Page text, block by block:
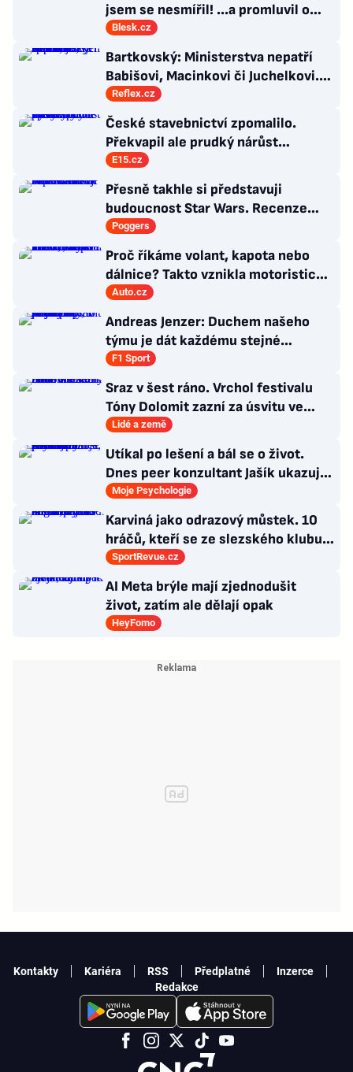
jsem se nesmířil! ...a promluvil o
návratu
Blesk.cz
Bartkovský: Ministerstva nepatří
Babišovi, Macinkovi či Juchelkovi.
Přestaňte útočit, jste jen správci
Reflex.cz
České stavebnictví zpomalilo.
Překvapil ale prudký nárůst
výstavby nových bytů
E15.cz
Přesně takhle si představuji
budoucnost Star Wars. Recenze
Star Wars: The Ninth Jedi
Poggers
Proč říkáme volant, kapota nebo
dálnice? Takto vznikla motoristická
slova, která zná každý
Auto.cz
Andreas Jenzer: Duchem našeho
týmu je dát každému stejné
podmínky, i kdyby nás to mělo
připravit o titul
F1 Sport
Sraz v šest ráno. Vrchol festivalu
Tóny Dolomit zazní za úsvitu ve
3000 metrech
Lidé a země
Utíkal po lešení a bál se o život.
Dnes peer konzultant Jašík ukazuje,
že cesta z psychózy existuje
Moje Psychologie
Karviná jako odrazový můstek. 10
hráčů, kteří se ze slezského klubu
probili k lukrativnímu angažmá
SportRevue.cz
AI Meta brýle mají zjednodušit
život, zatím ale dělají opak
HeyFomo
Kontakty Kariéra RSS Předplatné
Inzerce
Redakce